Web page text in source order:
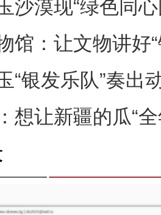
沙漠现“绿色同
馆：让文物讲好
“银发乐队”奏出
想让新疆的瓜“